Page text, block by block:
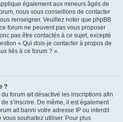
également aux mineurs âgés de
nous vous conseillons de contacter
renseigner. Veuillez noter que phpBB
forum ne peuvent pas vous proposer
pas être contactés à ce sujet, excepté
« Qui dois-je contacter à propos de
liés à ce forum ? ».
?
du forum ait désactivé les inscriptions afin
s’inscrire. De même, il est également
ait banni votre adresse IP ou interdit
vous souhaitez utiliser. Pour plus